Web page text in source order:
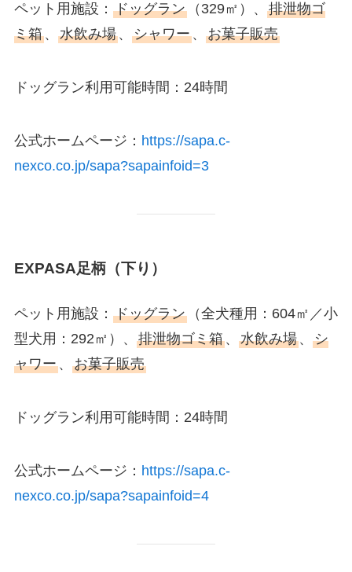
ペット用施設： ドッグラン（329㎡）、 排泄物ゴ
ミ箱、 水飲み場、 シャワー、 お菓子販売
ドッグラン利用可能時間：24時間
公式ホームページ： https://sapa.c-
nexco.co.jp/sapa?sapainfoid=3
EXPASA足柄（下り）
ペット用施設： ドッグラン（全犬種用：604㎡／小
型犬用：292㎡）、 排泄物ゴミ箱、 水飲み場、 シ
ャワー、 お菓子販売
ドッグラン利用可能時間：24時間
公式ホームページ： https://sapa.c-
nexco.co.jp/sapa?sapainfoid=4